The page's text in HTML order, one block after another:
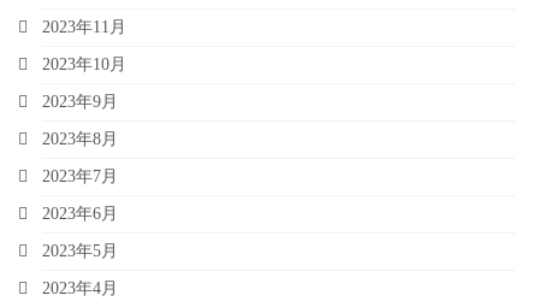
2023年11月
2023年10月
2023年9月
2023年8月
2023年7月
2023年6月
2023年5月
2023年4月